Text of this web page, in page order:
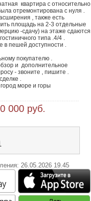
квартира с относительно
отремонтирована с нуля .
, также есть
площадь на 2-3 отдельные
-сдачу) на этаже сдаются
типа .4/4 .
в пешей доступности .
покупателю .
и  дополнительное
- звоните , пишите .
.
море и горы
000 руб.
26.05.2026 19.45